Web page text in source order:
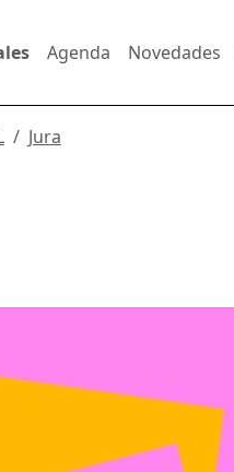
Agenda Novedades
Jura